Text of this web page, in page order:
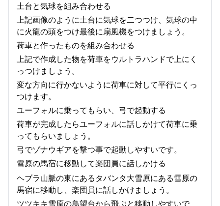
土台と気球を組み合わせる
上記画像のように土台に気球を二つつけ、気球の中
に火龍の頭をつけ最後に扇風機をつけましょう。
荷車と作ったものを組み合わせる
上記で作成した物を荷車をウルトラハンドで上にく
っつけましょう。
変な方向に行かないように荷車に対して平行にくっ
つけます。
ユーフォルに乗ってもらい、弓で起動する
荷車が完成したらユーフォルに話しかけて荷車に乗
ってもらいましょう。
弓でゾナウギアを撃つ事で起動しやすいです。
雪原の馬宿に移動して楽団員に話しかける
ヘブラ山脈の東にあるタバンタ大雪原にある雪原の
馬宿に移動し、楽団員に話しかけましょう。
ツツキキ雪原の鳥望台から飛ぶと移動しやすいで